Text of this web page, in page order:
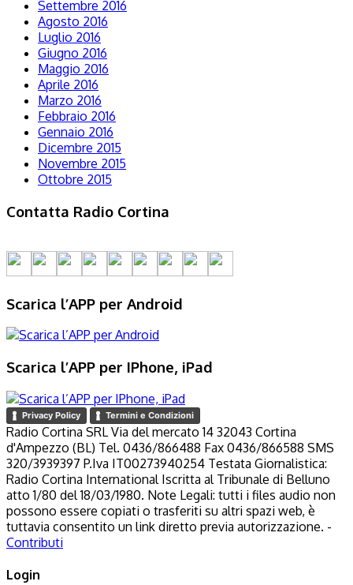
Settembre 2016
Agosto 2016
Luglio 2016
Giugno 2016
Maggio 2016
Aprile 2016
Marzo 2016
Febbraio 2016
Gennaio 2016
Dicembre 2015
Novembre 2015
Ottobre 2015
Contatta Radio Cortina
Scarica l’APP per Android
Scarica l’APP per IPhone, iPad
Privacy Policy Termini e Condizioni
Radio Cortina SRL Via del mercato 14 32043 Cortina
d'Ampezzo (BL) Tel. 0436/866488 Fax 0436/866588 SMS
320/3939397 P.Iva IT00273940254 Testata Giornalistica:
Radio Cortina International Iscritta al Tribunale di Belluno
atto 1/80 del 18/03/1980. Note Legali: tutti i files audio non
possono essere copiati o trasferiti su altri spazi web, è
tuttavia consentito un link diretto previa autorizzazione. -
Contributi
Login